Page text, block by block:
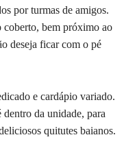
por turmas de amigos.
coberto, bem próximo ao
deseja ficar com o pé
e cardápio variado.
da unidade, para
quitutes baianos.